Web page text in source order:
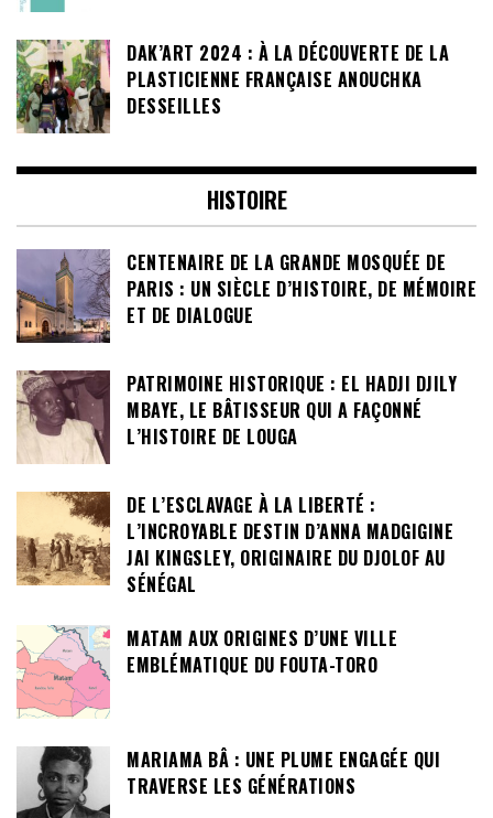
DAK’ART 2024 : À LA DÉCOUVERTE DE LA
PLASTICIENNE FRANÇAISE ANOUCHKA
DESSEILLES
HISTOIRE
CENTENAIRE DE LA GRANDE MOSQUÉE DE
PARIS : UN SIÈCLE D’HISTOIRE, DE MÉMOIRE
ET DE DIALOGUE
PATRIMOINE HISTORIQUE : EL HADJI DJILY
MBAYE, LE BÂTISSEUR QUI A FAÇONNÉ
L’HISTOIRE DE LOUGA
DE L’ESCLAVAGE À LA LIBERTÉ :
L’INCROYABLE DESTIN D’ANNA MADGIGINE
JAI KINGSLEY, ORIGINAIRE DU DJOLOF AU
SÉNÉGAL
MATAM AUX ORIGINES D’UNE VILLE
EMBLÉMATIQUE DU FOUTA-TORO
MARIAMA BÂ : UNE PLUME ENGAGÉE QUI
TRAVERSE LES GÉNÉRATIONS